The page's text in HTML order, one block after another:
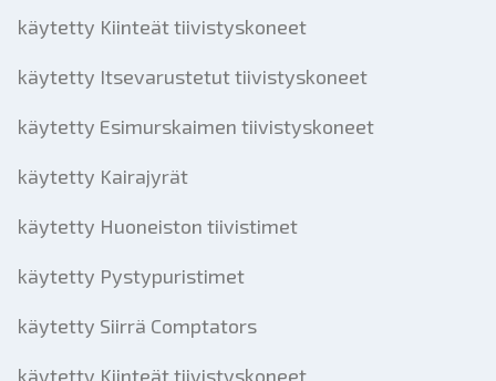
käytetty Kiinteät tiivistyskoneet
käytetty Itsevarustetut tiivistyskoneet
käytetty Esimurskaimen tiivistyskoneet
käytetty Kairajyrät
käytetty Huoneiston tiivistimet
käytetty Pystypuristimet
käytetty Siirrä Comptators
käytetty Kiinteät tiivistyskoneet